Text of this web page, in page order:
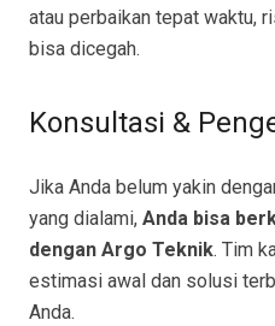
atau perbaikan tepat waktu,
bisa dicegah.
Konsultasi &
Jika Anda belum yakin
yang dialami, Anda bisa
dengan Argo Teknik. Tim
estimasi awal dan solusi
Anda.